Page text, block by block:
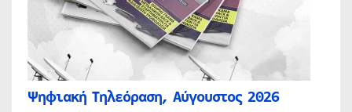
Ψηφιακή Τηλεόραση, Αύγουστος 2026